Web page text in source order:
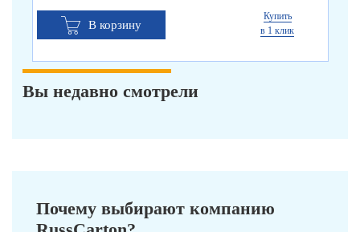
В корзину
Купить
в 1 клик
Вы недавно смотрели
Почему выбирают компанию